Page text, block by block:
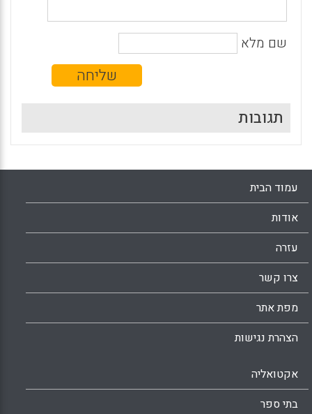
שם מלא
תגובות
עמוד הבית
אודות
עזרה
צרו קשר
מפת אתר
הצהרת נגישות
אקטואליה
בתי ספר